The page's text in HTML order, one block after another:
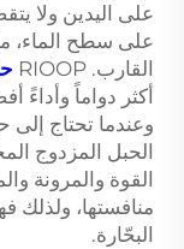
على اليدين ولا
على سطح الماء،
القارب. RIOOP
أكثر دواماً وأداءً
وعندما تحتاج إلى
الحبل المزدوج
القوة والمرونة
منافستها، ولذلك
البحّارة.